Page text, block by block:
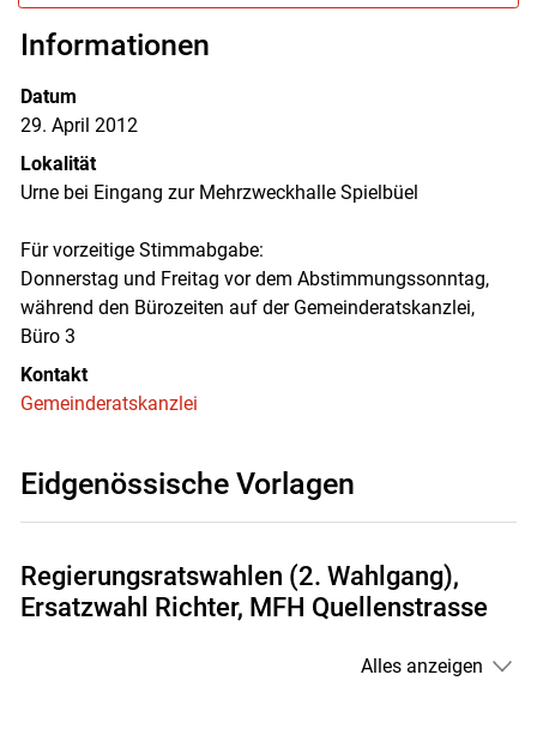
Informationen
Datum
29. April 2012
Lokalität
Urne bei Eingang zur Mehrzweckhalle Spielbüel
Für vorzeitige Stimmabgabe:
Donnerstag und Freitag vor dem Abstimmungssonntag,
während den Bürozeiten auf der Gemeinderatskanzlei,
Büro 3
Kontakt
Gemeinderatskanzlei
Eidgenössische Vorlagen
Regierungsratswahlen (2. Wahlgang),
Ersatzwahl Richter, MFH Quellenstrasse
Alles anzeigen